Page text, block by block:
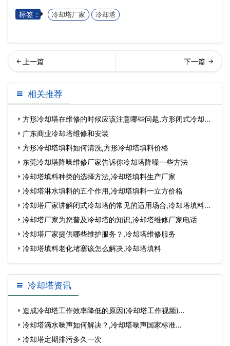
标签： 冷却塔厂家 冷却塔
却塔厂家教你认识填料… 璃钢冷却塔以专业的品质深
受客户喜爱,玻璃
相关推荐
方形冷却塔在维修的时候应该注意哪些问题,方形闭式冷却塔
维 广东商业冷却塔维修和安装
方形冷却塔填料如何清洗,方形冷却塔填料价格
东莞冷却塔降噪维修厂家告诉你冷却塔降噪一些方法
冷却塔填料种类的选择方法,冷却塔填料生产厂家
冷却塔淋水填料的五个作用,冷却塔填料一立方价格
冷却塔厂家讲解闭式冷却塔的常见的适用场合,冷却塔填料厂
家 冷却塔厂家为您普及冷却塔的知识,冷却塔维修厂家电话
冷却塔厂家提供哪些维护服务？,冷却塔维修服务
冷却塔填料老化堵塞该怎么解决,冷却塔填料
冷却塔资讯
造成冷却塔工作效率降低的原因(冷却塔工作视频)…
冷却塔滴水噪声如何解决？,冷却塔噪声国家标准…
冷却塔定期排污多久一次